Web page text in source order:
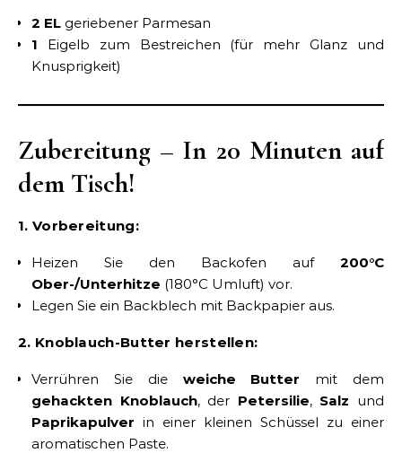
2 EL geriebener Parmesan
1 Eigelb zum Bestreichen (für mehr Glanz und
Knusprigkeit)
Zubereitung – In 20 Minuten auf
dem Tisch!
1. Vorbereitung:
Heizen Sie den Backofen auf 200°C
Ober-/Unterhitze (180°C Umluft) vor.
Legen Sie ein Backblech mit Backpapier aus.
2. Knoblauch-Butter herstellen:
Verrühren Sie die weiche Butter mit dem
gehackten Knoblauch, der Petersilie, Salz und
Paprikapulver in einer kleinen Schüssel zu einer
aromatischen Paste.